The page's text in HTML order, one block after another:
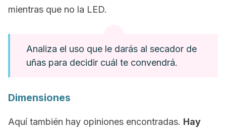
mientras que no la LED.
Analiza el uso que le darás al secador de
uñas para decidir cuál te convendrá.
Dimensiones
Aquí también hay opiniones encontradas. Hay